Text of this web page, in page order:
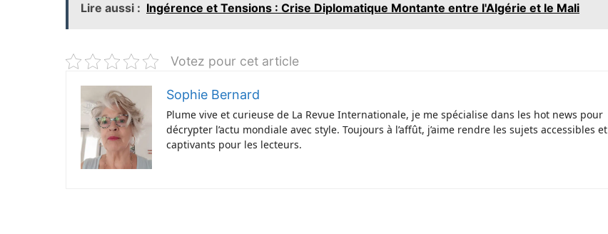
Lire aussi : Ingérence et Tensions : Crise Diplomatique Montante entre l'Algérie et le Mali
Votez pour cet article
Sophie Bernard
Plume vive et curieuse de La Revue Internationale, je me spécialise dans les hot news pour
décrypter l’actu mondiale avec style. Toujours à l’affût, j’aime rendre les sujets accessibles et
captivants pour les lecteurs.